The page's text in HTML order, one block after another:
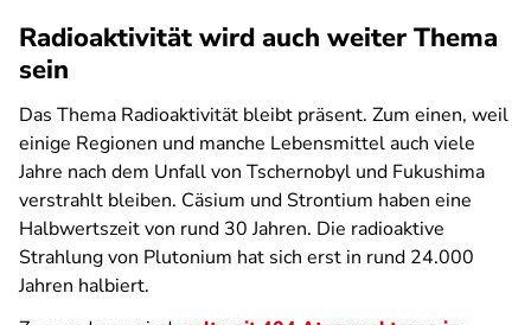
Radioaktivität wird auch weiter Thema
sein
Das Thema Radioaktivität bleibt präsent. Zum einen, weil
einige Regionen und manche Lebensmittel auch viele
Jahre nach dem Unfall von Tschernobyl und Fukushima
verstrahlt bleiben. Cäsium und Strontium haben eine
Halbwertszeit von rund 30 Jahren. Die radioaktive
Strahlung von Plutonium hat sich erst in rund 24.000
Jahren halbiert.